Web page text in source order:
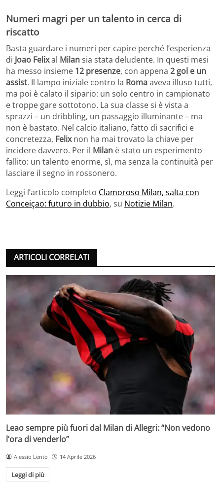
Numeri magri per un talento in cerca di
riscatto
Basta guardare i numeri per capire perché l’esperienza
di Joao Felixal Milansia stata deludente. In questi mesi
ha messo insieme 12 presenze, con appena 2 gol e un
assist. Il lampo iniziale contro la Romaaveva illuso tutti,
ma poi è calato il sipario: un solo centro in campionato
e troppe gare sottotono. La sua classe si è vista a
sprazzi – un dribbling, un passaggio illuminante – ma
non è bastato. Nel calcio italiano, fatto di sacrifici e
concretezza, Felixnon ha mai trovato la chiave per
incidere davvero. Per il Milan è stato un esperimento
fallito: un talento enorme, sì, ma senza la continuità per
lasciare il segno in rossonero.
Leggi l’articolo completo Clamoroso Milan, salta con
Conceiçao: futuro in dubbio, su Notizie Milan.
ARTICOLI CORRELATI
Leao sempre più fuori dal Milan di Allegri: “Non vedono
l’ora di venderlo”
Alessio Lento 14 Aprile 2026
Leggi di più